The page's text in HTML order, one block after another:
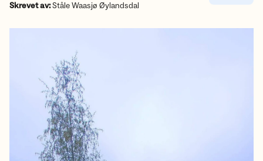
Skrevet av:Ståle Waasjø Øylandsdal